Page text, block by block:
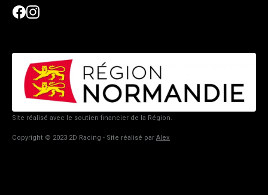
Site réalisé avec le soutien financier de la Région.
Copyright © 2023 2D Racing - Site réalisé par Alex